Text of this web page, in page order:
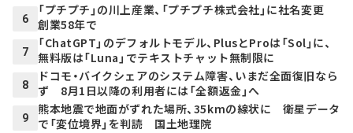
6
「プチプチ」の川上産業、「プチプチ株式会社」に社名変更
創業58年で
7
「ChatGPT」のデフォルトモデル、PlusとProは「Sol」に、
無料版は「Luna」でテキストチャット無制限に
8
ドコモ・バイクシェアのシステム障害、いまだ全面復旧なら
ず 8月1日以降の利用者には「全額返金」へ
9
熊本地震で地面がずれた場所、35kmの線状に 衛星データ
で「変位境界」を判読 国土地理院